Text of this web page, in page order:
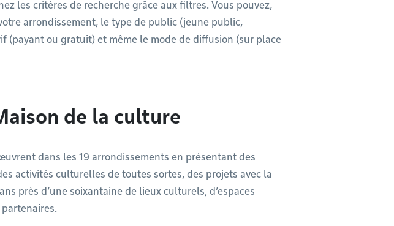
les critères de recherche grâce aux filtres. Vous pouvez,
arrondissement, le type de public (jeune public,
(payant ou gratuit) et même le mode de diffusion (sur place
de la culture
dans les 19 arrondissements en présentant des
activités culturelles de toutes sortes, des projets avec la
près d’une soixantaine de lieux culturels, d’espaces